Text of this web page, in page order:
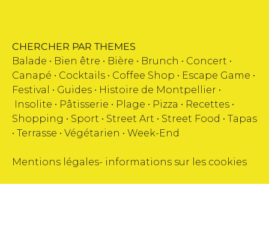
CHERCHER PAR THEMES
Balade • Bien être • Bière • Brunch • Concert •
Canapé • Cocktails • Coffee Shop • Escape Game •
Festival
• Guides • Histoire de Montpellier •
Insolite • Pâtisserie • Plage • Pizza • Recettes •
Shopping • Sport • Street Art • Street Food • Tapas
• Terrasse • Végétarien • Week-End
Mentions légales- informations sur les cookies